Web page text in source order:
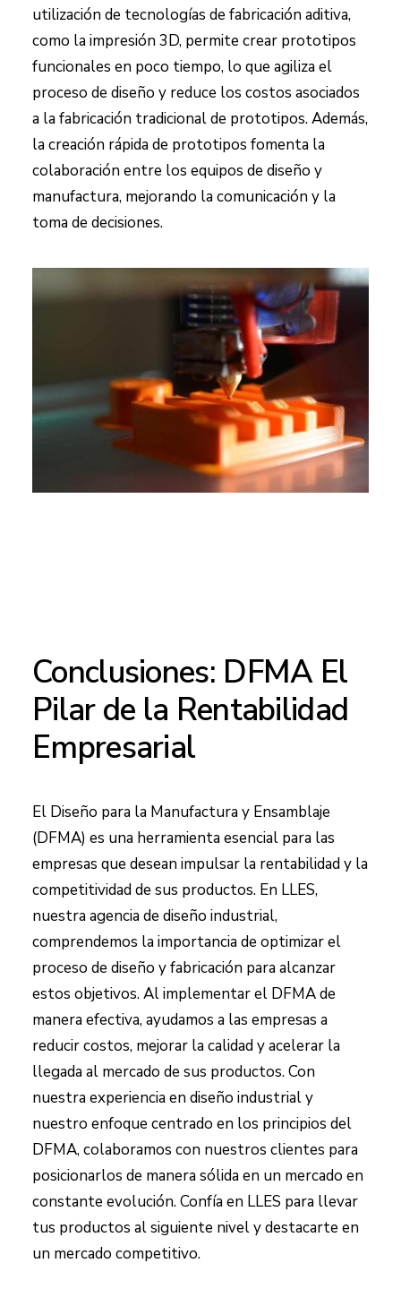
utilización de tecnologías de fabricación aditiva,
como la impresión 3D, permite crear prototipos
funcionales en poco tiempo, lo que agiliza el
proceso de diseño y reduce los costos asociados
a la fabricación tradicional de prototipos. Además,
la creación rápida de prototipos fomenta la
colaboración entre los equipos de diseño y
manufactura, mejorando la comunicación y la
toma de decisiones.
Conclusiones: DFMA El
Pilar de la Rentabilidad
Empresarial
El Diseño para la Manufactura y Ensamblaje
(DFMA) es una herramienta esencial para las
empresas que desean impulsar la rentabilidad y la
competitividad de sus productos. En LLES,
nuestraagencia de diseño industrial,
comprendemos la importancia de optimizar el
proceso de diseño y fabricación para alcanzar
estos objetivos. Al implementar el DFMA de
manera efectiva, ayudamos a las empresas a
reducir costos, mejorar la calidad y acelerar la
llegada al mercado de sus productos. Con
nuestra experiencia en diseño industrial y
nuestro enfoque centrado en los principios del
DFMA, colaboramos con nuestros clientes para
posicionarlos de manera sólida en un mercado en
constante evolución. Confía en LLES para llevar
tus productos al siguiente nivel y destacarte en
un mercado competitivo.